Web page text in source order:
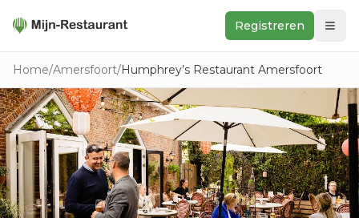
Registreren
Zoeken
In de buurt
Ontdek
Keukens
Foodwall
Reviews
Home/Amersfoort/Humphrey’s Restaurant Amersfoort